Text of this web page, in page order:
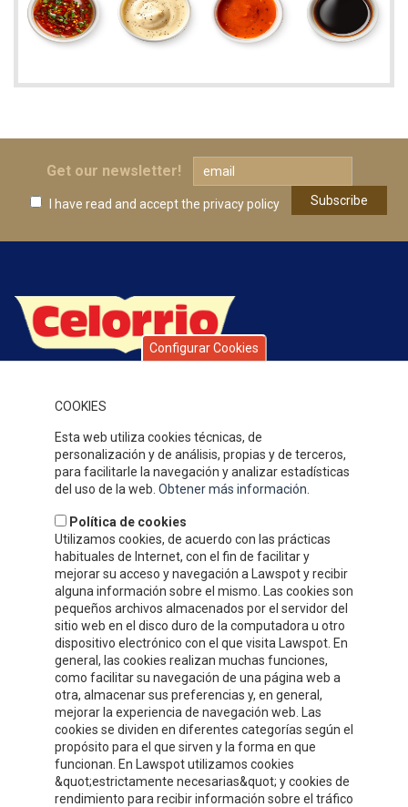
Configurar Cookies
COOKIES
Esta web utiliza cookies técnicas, de
personalización y de análisis, propias y de terceros,
para facilitarle la navegación y analizar estadísticas
del uso de la web. Obtener más información
Política de cookies
Utilizamos cookies, de acuerdo con las prácticas
habituales de Internet, con el fin de facilitar y
mejorar su acceso y navegación a Lawspot y recibir
alguna información sobre el mismo. Las cookies son
pequeños archivos almacenados por el servidor del
sitio web en el disco duro de la computadora u otro
dispositivo electrónico con el que visita Lawspot. En
general, las cookies realizan muchas funciones,
como facilitar su navegación de una página web a
otra, almacenar sus preferencias y, en general,
mejorar la experiencia de navegación web. Las
cookies se dividen en diferentes categorías según el
propósito para el que sirven y la forma en que
funcionan. En Lawspot utilizamos cookies
&quot;estrictamente necesarias&quot; y cookies de
rendimiento para recibir información sobre el tráfico
Get our newsletter!
I have read and acceptthe privacy policy
quality of our products, service and attention to our clients,
reputation and widespread recognition.
WHERE WE ARE
CONTACT INFORMATION
Compre y Compare S.A.
Polígono Tejerías, zona sur, Calle G
Calahorra, La Rioja